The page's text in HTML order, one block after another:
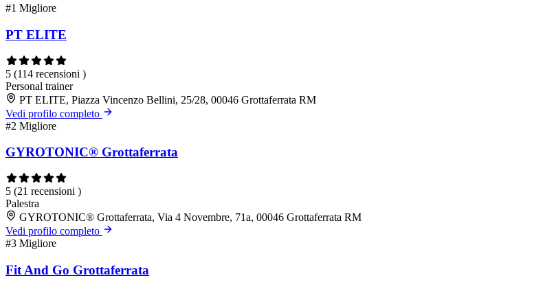
#1 Migliore
PT ELITE
5 (114 recensioni )
Personal trainer
PT ELITE, Piazza Vincenzo Bellini, 25/28, 00046 Grottaferrata RM
Vedi profilo completo
#2 Migliore
GYROTONIC® Grottaferrata
5 (21 recensioni )
Palestra
GYROTONIC® Grottaferrata, Via 4 Novembre, 71a, 00046 Grottaferrata RM
Vedi profilo completo
#3 Migliore
Fit And Go Grottaferrata